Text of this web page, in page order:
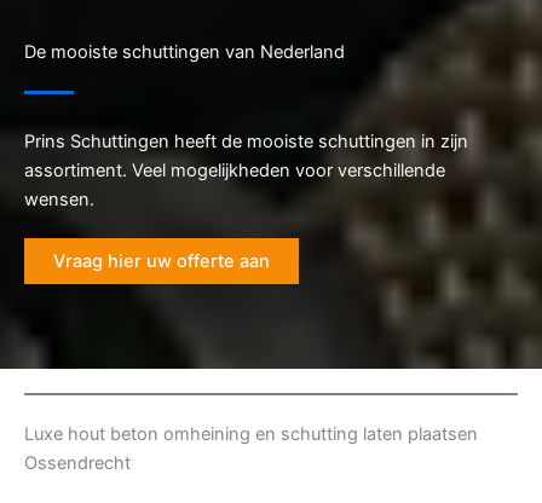
De mooiste schuttingen van Nederland
Prins Schuttingen heeft de mooiste schuttingen in zijn
assortiment. Veel mogelijkheden voor verschillende
wensen.
Vraag hier uw offerte aan
Luxe hout beton omheining en schutting laten plaatsen
Ossendrecht